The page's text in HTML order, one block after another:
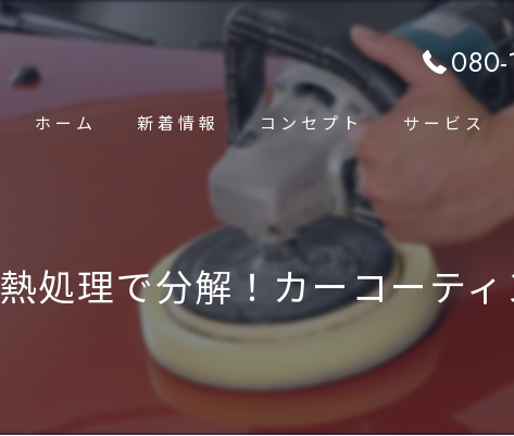
ホーム 新着情報 コンセプト サービス
熱処理で分解！カーコーテ